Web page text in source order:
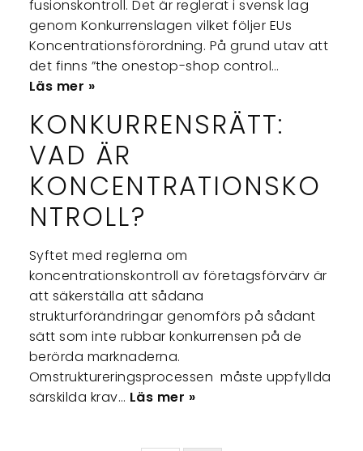
fusionskontroll. Det är reglerat i svensk lag
genom Konkurrenslagen vilket följer EUs
Koncentrationsförordning. På grund utav att
det finns ”the onestop-shop control…
Läs mer »
KONKURRENSRÄTT:
VAD ÄR
KONCENTRATIONSKO
NTROLL?
Syftet med reglerna om
koncentrationskontroll av företagsförvärv är
att säkerställa att sådana
strukturförändringar genomförs på sådant
sätt som inte rubbar konkurrensen på de
berörda marknaderna.
Omstruktureringsprocessen måste uppfyllda
särskilda krav… Läs mer »